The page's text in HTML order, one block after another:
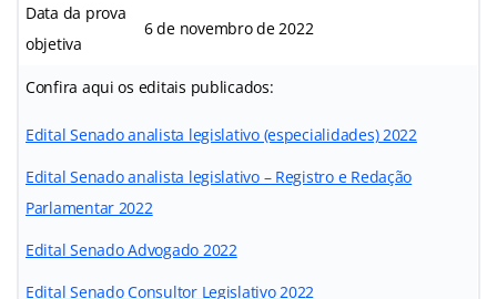
Data da prova
objetiva
6 de novembro de 2022
Confira aqui os editais publicados:
Edital Senado analista legislativo (especialidades) 2022
Edital Senado analista legislativo – Registro e Redação
Parlamentar 2022
Edital Senado Advogado 2022
Edital Senado Consultor Legislativo 2022